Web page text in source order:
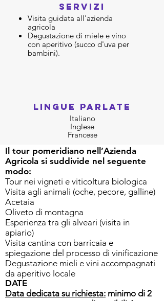
SERVIZI
Visita guidata all'azienda
agricola
Degustazione di miele e vino
con aperitivo (succo d'uva per
bambini).
LINGUE PARLATE
Italiano
Inglese
Francese
Il tour pomeridiano nell’Azienda
Agricola si suddivide nel seguente
modo:
Tour nei vigneti e viticoltura biologica
Visita agli animali (oche, pecore, galline)
Acetaia
Oliveto di montagna
Esperienza tra gli alveari (visita in
apiario)
Visita cantina con barricaia e
spiegazione del processo di vinificazione
Degustazione mieli e vini accompagnati
da aperitivo locale
DATE
Data dedicata su richiesta: minimo di 2